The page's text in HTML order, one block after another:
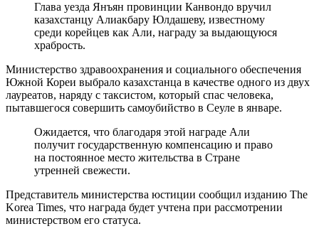
Глава уезда Янъян провинции Канвондо вручил
казахстанцу Алиакбару Юлдашеву, известному
среди корейцев как Али, награду за выдающуюся
храбрость.
Министерство здравоохранения и социального обеспечения
Южной Кореи выбрало казахстанца в качестве одного из двух
лауреатов, наряду с таксистом, который спас человека,
пытавшегося совершить самоубийство в Сеуле в январе.
Ожидается, что благодаря этой награде Али
получит государственную компенсацию и право
на постоянное место жительства в Стране
утренней свежести.
Представитель министерства юстиции сообщил изданию The
Korea Times, что награда будет учтена при рассмотрении
министерством его статуса.